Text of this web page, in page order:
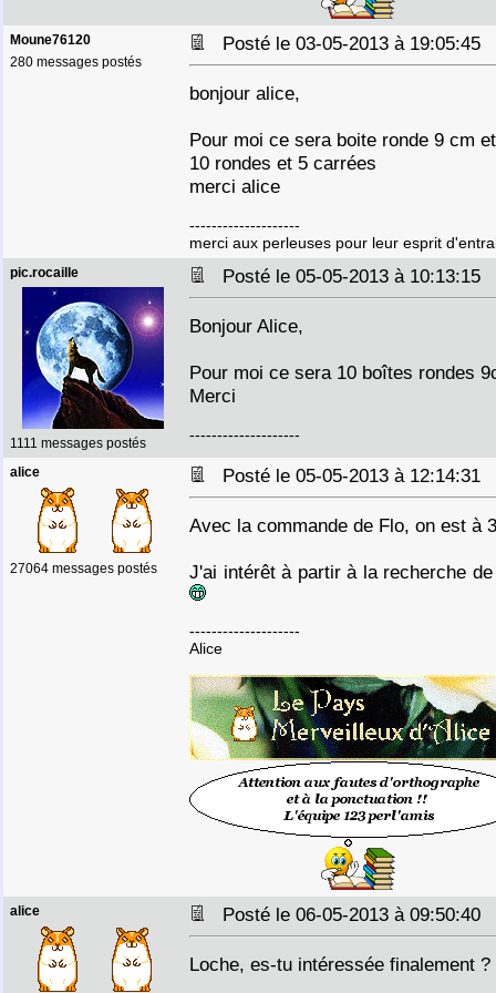
Moune76120
280 messages postés
Posté le 03-05-2013 à 19:05:45
bonjour alice,
Pour moi ce sera boite ronde 9 cm
10 rondes et 5 carrées
merci alice
--------------------
merci aux perleuses pour leur esprit
pic.rocaille
1111 messages postés
Posté le 05-05-2013 à 10:13:15
Bonjour Alice,
Pour moi ce sera 10 boîtes rondes
Merci
--------------------
alice
27064 messages postés
Posté le 05-05-2013 à 12:14:31
Avec la commande de Flo, on est à
J'ai intérêt à partir à la recherche
--------------------
Alice
alice Posté le 06-05-2013 à 09:50:40
Loche, es-tu intéressée finalement ?